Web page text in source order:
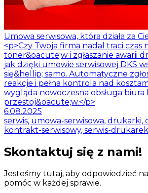
Umowa serwisowa, która działa za
<p>Czy Twoja firma nadal traci czas
toner&oacute;w i zgłaszanie awarii
jak dzięki umowie serwisowej DKS
się&hellip; samo. Automatyczne
reakcje i pełna kontrola nad
wygląda nowoczesna obsługa biura
przestoj&oacute;w.</p>
6.08.2025
serwis, umowa-serwisowa, drukarki,
kontrakt-serwisowy, serwis-
Skontaktuj się z nami!
Jesteśmy tutaj, aby odpowiedzieć
pomóc w każdej sprawie.